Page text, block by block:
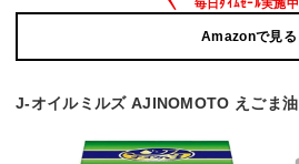
Amazonで見る
J-オイルミルズ AJINOMOTO えごま油